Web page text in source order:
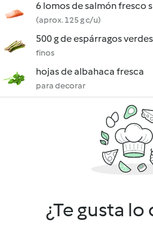
6 lomos de salmón fresco
(aprox. 125 g c/u)
500 g de espárragos
finos
hojas de albahaca fresca
para decorar
¿Te gusta lo